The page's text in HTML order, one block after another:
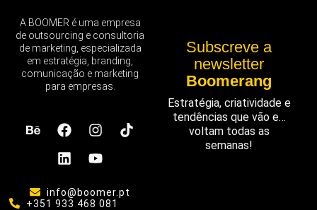
A BOOMER é uma empresa
de outsourcing e consultoria
de marketing, especializada
em estratégia, branding,
comunicação e marketing
para empresas.
info@boomer.pt
+351 933 468 081
Subscreve a
newsletter
Boomerang
Estratégia, criatividade e
tendências que vão e…
voltam todas as
semanas!